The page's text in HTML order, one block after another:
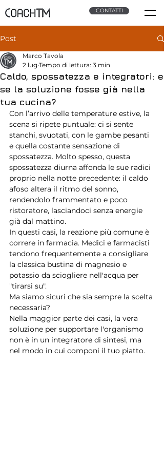
CONTATTI
Post
Caldo, spossatezza e integratori: e
se la soluzione fosse già nella
tua cucina?
Marco Tavola
2 lug Tempo di lettura: 3 min
Con l’arrivo delle temperature estive, la
scena si ripete puntuale: ci si sente
stanchi, svuotati, con le gambe pesanti
e quella costante sensazione di
spossatezza. Molto spesso, questa
spossatezza diurna affonda le sue radici
proprio nella notte precedente: il caldo
afoso altera il ritmo del sonno,
rendendolo frammentato e poco
ristoratore, lasciandoci senza energie
già dal mattino.
In questi casi, la reazione più comune è
correre in farmacia. Medici e farmacisti
tendono frequentemente a consigliare
la classica bustina di magnesio e
potassio da sciogliere nell'acqua per
"tirarsi su".
Ma siamo sicuri che sia sempre la scelta
necessaria?
Nella maggior parte dei casi, la vera
soluzione per supportare l'organismo
non è in un integratore di sintesi, ma
nel modo in cui componi il tuo piatto.